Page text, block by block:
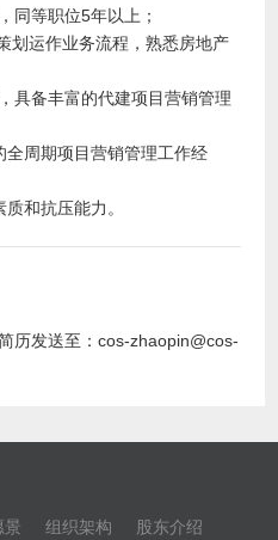
同等职位5年以上；
划运作业务流程，熟悉房地产
具备丰富的代建项目营销管理
周期项目营销管理工作经
和抗压能力。
历发送至：cos-zhaopin@cos-
景 组织架构
股东介绍